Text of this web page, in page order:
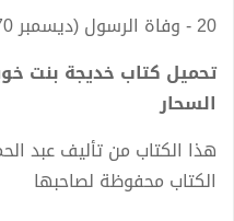
20 - وفاة الرسول (ديسمبر 1970).
السحار
هذا الكتاب من تأليف عبد
الكتاب محفوظة لصاحبها